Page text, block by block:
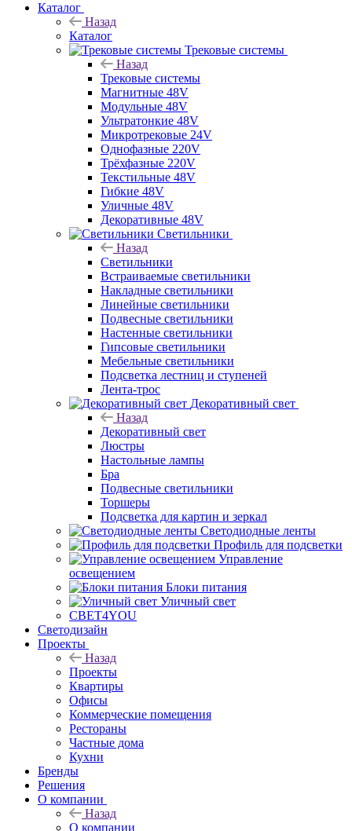
Каталог
Назад
Каталог
Трековые системы
Назад
Трековые системы
Магнитные 48V
Модульные 48V
Ультратонкие 48V
Микротрековые 24V
Однофазные 220V
Трёхфазные 220V
Текстильные 48V
Гибкие 48V
Уличные 48V
Декоративные 48V
Светильники
Назад
Светильники
Встраиваемые светильники
Накладные светильники
Линейные светильники
Подвесные светильники
Настенные светильники
Гипсовые светильники
Мебельные светильники
Подсветка лестниц и ступеней
Лента-трос
Декоративный свет
Назад
Декоративный свет
Люстры
Настольные лампы
Бра
Подвесные светильники
Торшеры
Подсветка для картин и зеркал
Светодиодные ленты
Профиль для подсветки
Управление
освещением
Блоки питания
Уличный свет
СВЕТ4YOU
Светодизайн
Проекты
Назад
Проекты
Квартиры
Офисы
Коммерческие помещения
Рестораны
Частные дома
Кухни
Бренды
Решения
О компании
Назад
О компании